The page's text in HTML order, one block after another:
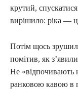
крутий,
вирішило: ріка —
Потім щось
помітив, як
Не «відпочивають
ранковою кавою в